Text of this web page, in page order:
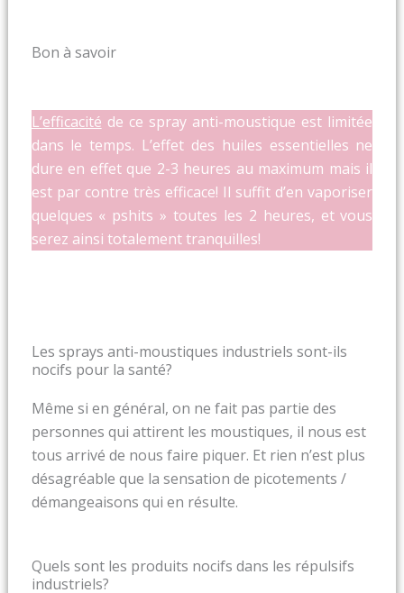
Bon à savoir
L’efficacité de ce spray anti-moustique est limitée
dans le temps. L’effet des huiles essentielles ne
dure en effet que 2-3 heures au maximum mais il
est par contre très efficace! Il suffit d’en vaporiser
quelques « pshits » toutes les 2 heures, et vous
serez ainsi totalement tranquilles!
Les sprays anti-moustiques industriels sont-ils
nocifs pour la santé?
Même si en général, on ne fait pas partie des
personnes qui attirent les moustiques, il nous est
tous arrivé de nous faire piquer. Et rien n’est plus
désagréable que la sensation de picotements /
démangeaisons qui en résulte.
Quels sont les produits nocifs dans les répulsifs
industriels?